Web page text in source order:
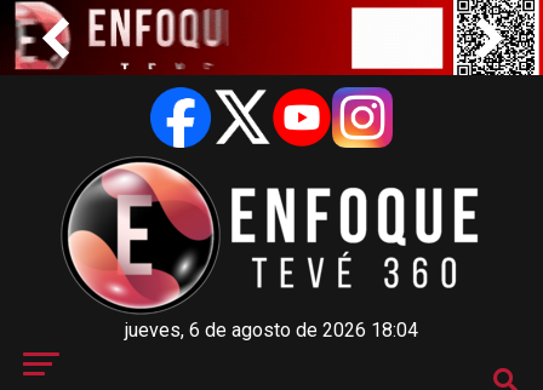
jueves, 6 de agosto de 2026 18:04